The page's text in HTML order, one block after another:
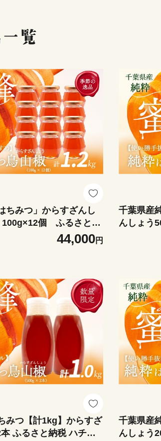
ちみつ」からすざんし
100g×12個 ふるさと納
はちみつ お菓子作り お
ツ 料理 千葉 大網白里
44,000円
千葉県産
んしょう
ツ 蜂蜜
り スイ
みつ【計1kg】からすざ
ふるさと納税 ハチミ
千葉県産
んしょう